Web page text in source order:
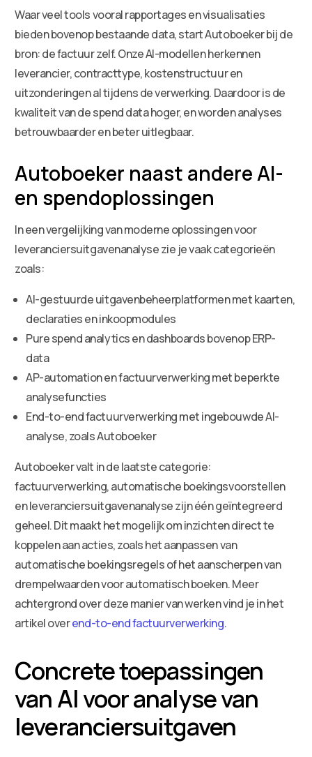
Waar veel tools vooral rapportages en visualisaties
bieden bovenop bestaande data, start Autoboeker bij de
bron: de factuur zelf. Onze AI-modellen herkennen
leverancier, contracttype, kostenstructuur en
uitzonderingen al tijdens de verwerking. Daardoor is de
kwaliteit van de spend data hoger, en worden analyses
betrouwbaarder en beter uitlegbaar.
Autoboeker naast andere AI-
en spendoplossingen
In een vergelijking van moderne oplossingen voor
leveranciersuitgavenanalyse zie je vaak categorieën
zoals:
AI-gestuurde uitgavenbeheerplatformen met kaarten,
declaraties en inkoopmodules
Pure spend analytics en dashboards bovenop ERP-
data
AP-automation en factuurverwerking met beperkte
analysefuncties
End-to-end factuurverwerking met ingebouwde AI-
analyse, zoals Autoboeker
Autoboeker valt in de laatste categorie:
factuurverwerking, automatische boekingsvoorstellen
en leveranciersuitgavenanalyse zijn één geïntegreerd
geheel. Dit maakt het mogelijk om inzichten direct te
koppelen aan acties, zoals het aanpassen van
automatische boekingsregels of het aanscherpen van
drempelwaarden voor automatisch boeken. Meer
achtergrond over deze manier van werken vind je in het
artikel overend-to-end factuurverwerking.
Concrete toepassingen
van AI voor analyse van
leveranciersuitgaven